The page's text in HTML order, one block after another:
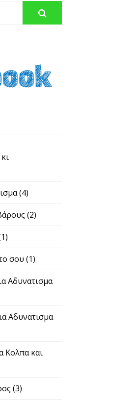
(4)
(2)
σου (1)
Αδυνατισμα
Αδυνατισμα
Κολπα και
(3)